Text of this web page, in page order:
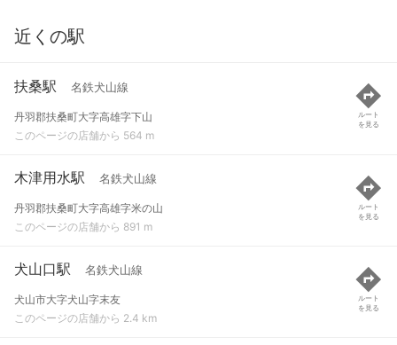
近くの駅
扶桑駅 名鉄犬山線
丹羽郡扶桑町大字高雄字下山
このページの店舗から 564 m
ルート
を見る
木津用水駅 名鉄犬山線
丹羽郡扶桑町大字高雄字米の山
このページの店舗から 891 m
ルート
を見る
犬山口駅 名鉄犬山線
犬山市大字犬山字末友
このページの店舗から 2.4 km
ルート
を見る